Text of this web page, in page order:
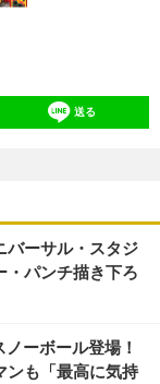
送る
バーサル・スタジ
・パンチ描き下ろ
ーボール登場！
ンも「最高に気持